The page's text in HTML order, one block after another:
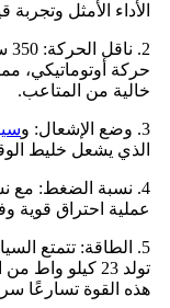
الأداء الأمثل
2. ناقل الحركة: 350 سي سي
حركة أوتوماتيكي،
خالية من المتاعب.
3. وضع الإشعال: و
الذي يشعل خليط
4. نسبة الضغط: مع نسبة ضغط 10.5:1، هذا
عملية احتراق قوية
هذه القوة تسارعًا